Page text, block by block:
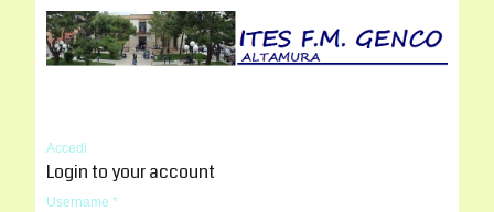
Accedi
Login to your account
Username *